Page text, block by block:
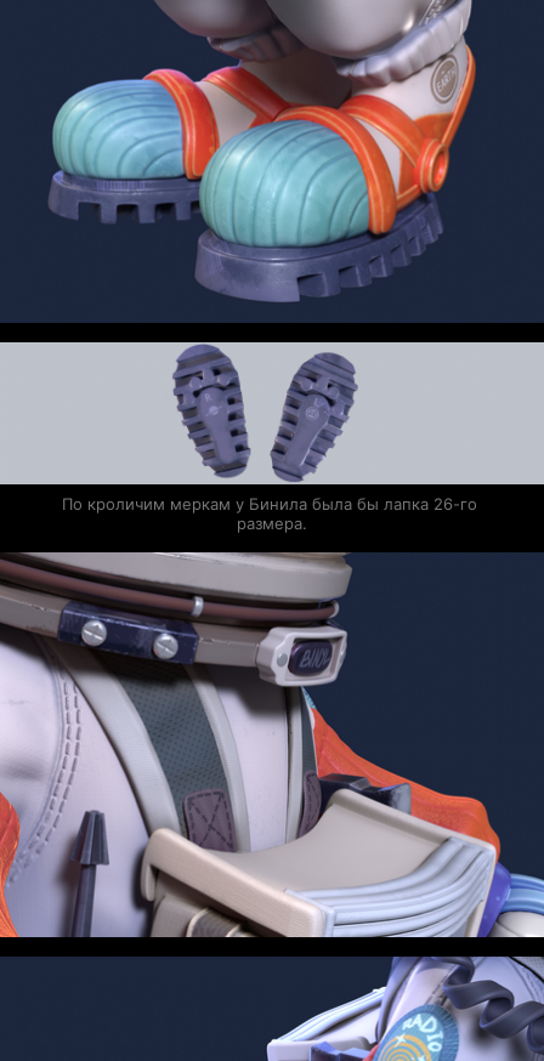
По кроличим меркам у Бинила была бы лапка 26-го
размера.